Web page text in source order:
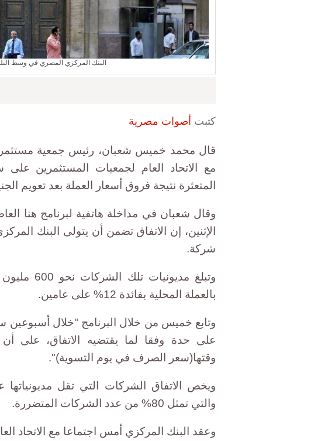
البنك المركزي المصري في وسط
كتبت أصوات مصرية
مع الاتحاد العام لجمعيات المستثمرين على
المتعثرة نتيجة فروق أسعار العملة بعد تعويم
وقال شعبان في مداخلة هاتفية لبرنامج هنا
شركة.
وتبلغ
بالعملة المحلية بفائدة 12% على عامين.
وتابع خميس من خلال البرنامج "خلال أسبوعين
على حدة وفقا لما يقتضيه الاتفاق، على أن
وقتها(سعر الصرف في يوم التسوية)".
والتي تمثل 80% من عدد الشركات المتضررة.
وعقد البنك المركزي أمس اجتماعا مع الاتحاد